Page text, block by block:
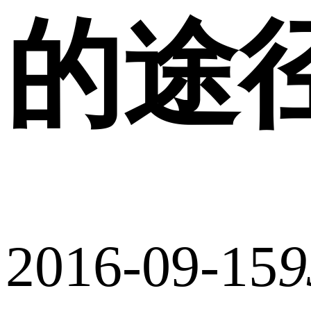
的途
2016-09-15